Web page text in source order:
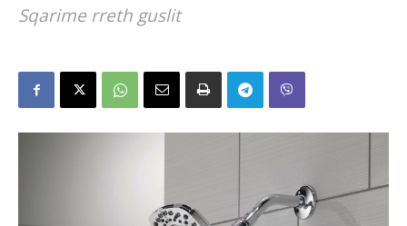
Sqarime rreth guslit